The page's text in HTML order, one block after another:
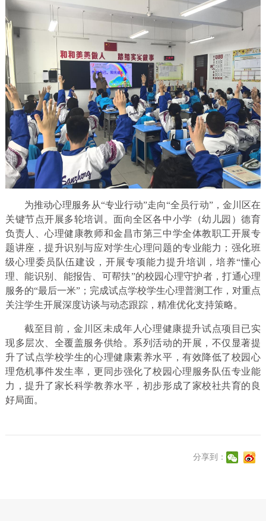
为推动心理服务从“专业行动”走向“全员行动”，金川区在
关键节点开展多轮培训。面向全区各中小学（幼儿园）德育
负责人、心理健康教师和金昌市第三中学全体教职工开展专
题讲座，提升识别与应对学生心理问题的专业能力；强化班
级心理委员队伍建设，开展专项能力提升培训，培养“懂心
理、能识别、能报告、可帮扶”的校园心理守护者，打通心理
服务的“最后一米”；完成试点学校学生心理普测工作，对重点
关注学生开展深度访谈与动态跟踪，精准优化支持策略。
截至目前，金川区未成年人心理健康提升试点项目已实
现多层次、全覆盖服务供给。系列活动的开展，不仅显著提
升了试点学校学生的心理健康素养水平，有效降低了校园心
理危机事件发生率，更同步强化了校园心理服务队伍专业能
力，提升了家长科学教养水平，初步形成了家校社共育的良
好局面。
分享到：